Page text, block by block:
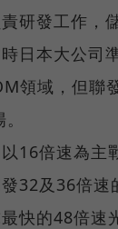
研發工作，
日本大公司
領域，但聯
16倍速為主
32及36倍速
快的48倍速